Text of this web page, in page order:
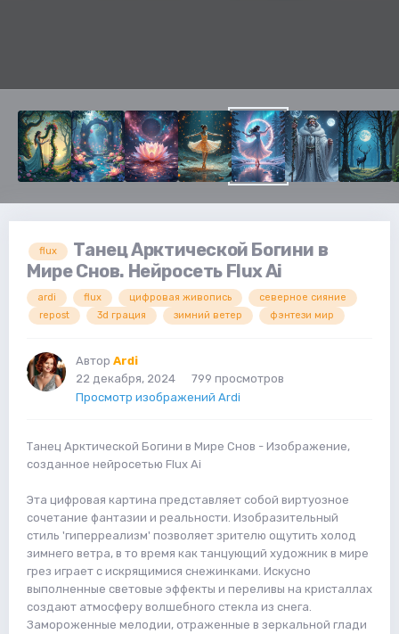
flux
Танец Арктической Богини в
Мире Снов. Нейросеть Flux Ai
ardi flux цифровая живопись
северное сияние
repost
3d грация зимний ветер фэнтези мир
Автор Ardi
22 декабря, 2024
799 просмотров
Просмотр изображений Ardi
Танец Арктической Богини в Мире Снов - Изображение,
созданное нейросетью Flux Ai
Эта цифровая картина представляет собой виртуозное
сочетание фантазии и реальности. Изобразительный
стиль 'гиперреализм' позволяет зрителю ощутить холод
зимнего ветра, в то время как танцующий художник в мире
грез играет с искрящимися снежинками. Искусно
выполненные световые эффекты и переливы на кристаллах
создают атмосферу волшебного стекла из снега.
Замороженные мелодии, отраженные в зеркальной глади